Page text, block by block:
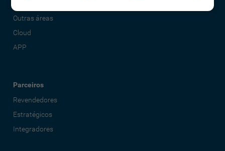
Outras áreas
Cloud
APP
Parceiros
Revendedores
Estratégicos
Integradores